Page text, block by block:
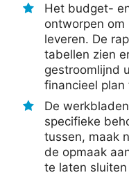
Het budget-
ontworpen om
leveren. De
tabellen zien
gestroomlijnd
financieel
De
specifieke
tussen, maak
de opmaak
te laten